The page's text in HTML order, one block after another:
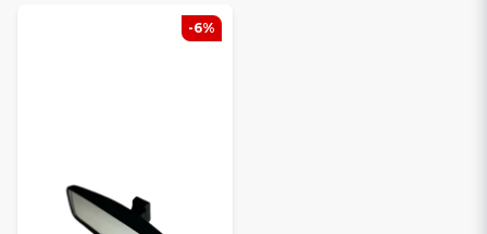
-6%